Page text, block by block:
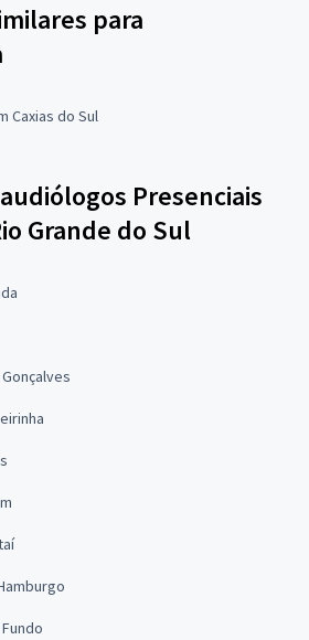
para
Caxias do Sul
Presenciais
Grande do Sul